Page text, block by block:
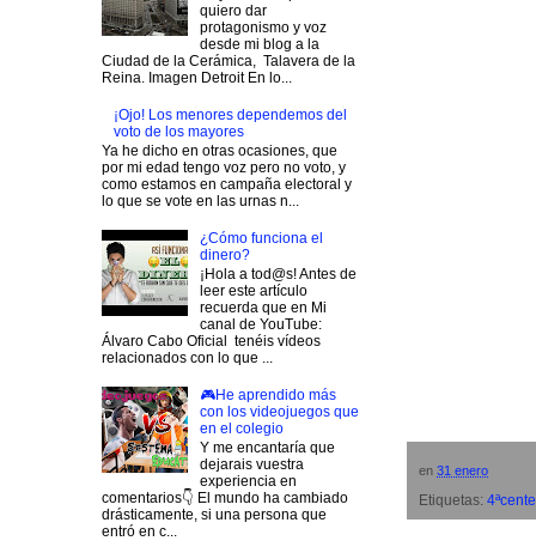
en 31 enero
Etiquetas:
quiero dar
protagonismo y voz
desde mi blog a la
Ciudad de la Cerámica, Talavera de la
Reina. Imagen Detroit En lo...
¡Ojo! Los menores dependemos del
voto de los mayores
Ya he dicho en otras ocasiones, que
por mi edad tengo voz pero no voto, y
como estamos en campaña electoral y
lo que se vote en las urnas n...
¿Cómo funciona el
dinero?
¡Hola a tod@s! Antes de
leer este artículo
recuerda que en Mi
canal de YouTube:
Álvaro Cabo Oficial tenéis vídeos
relacionados con lo que ...
🎮He aprendido más
con los videojuegos que
en el colegio
Y me encantaría que
dejarais vuestra
experiencia en
comentarios👇 El mundo ha cambiado
drásticamente, si una persona que
entró en c...